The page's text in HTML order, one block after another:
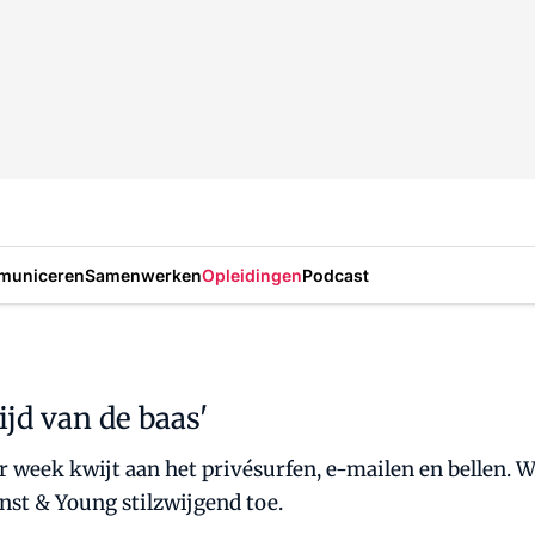
SamenwerkenOpleidingenPodcast
van de baas'
kwijt aan het privésurfen, e-mailen en bellen.
& Young stilzwijgend toe.